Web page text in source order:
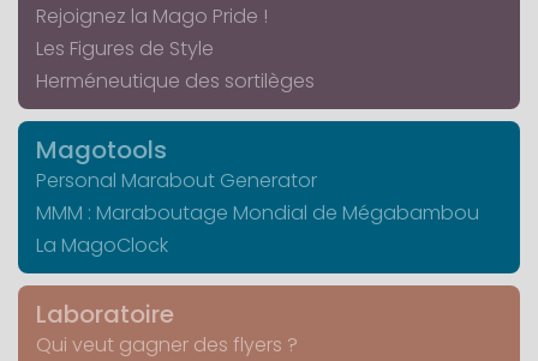
Rejoignez la Mago Pride !
Les Figures de Style
Herméneutique des sortilèges
Magotools
Personal Marabout Generator
MMM : Maraboutage Mondial de Mégabambou
La MagoClock
Laboratoire
Qui veut gagner des flyers ?